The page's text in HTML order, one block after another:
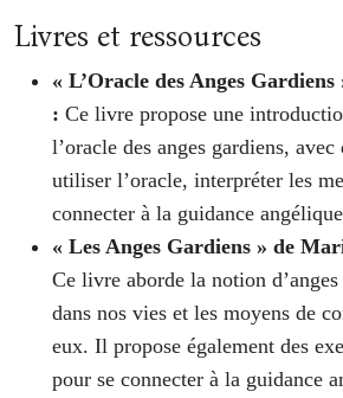
Livres et ressources
« L’Oracle des Anges
: Ce livre propose une
l’oracle des anges gardiens,
utiliser l’oracle, interpréter les
connecter à la guidance
« Les Anges Gardiens » de
Ce livre aborde la notion
dans nos vies et les moyens de
eux. Il propose également des
pour se connecter à la guidance